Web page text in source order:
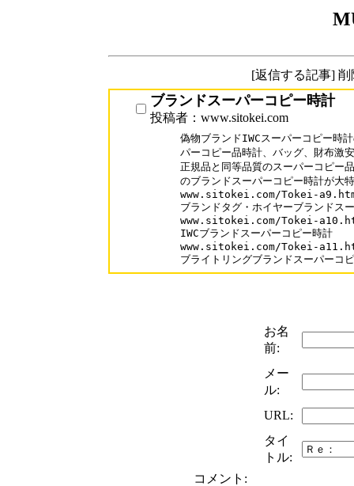
[返信する記事]
ブランドスーパーコピー時計
投稿者：www.sitokei.com
偽物ブランドIWCスーパーコピー時
パーコピー品時計、バッグ、財布
正規品と同等品質のスーパーコピー
のブランドスーパーコピー時計が大
www.sitokei.com/Tokei-
ブランドタグ・ホイヤーブランドス
www.sitokei.com/Tokei-
IWCブランドスーパーコピー時計
www.sitokei.com/Tokei-
お名
前:
メー
ル:
URL:
タイ
トル:
コメント: